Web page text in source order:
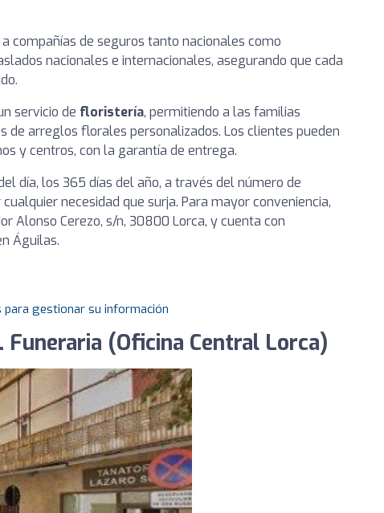
compañías de seguros tanto nacionales como
nacionales e internacionales, asegurando que cada
servicio de floristería, permitiendo a las familias
de arreglos florales personalizados. Los clientes pueden
y centros, con la garantía de entrega.
día, los 365 días del año, a través del número de
necesidad que surja. Para mayor conveniencia,
Alonso Cerezo, s/n, 30800 Lorca, y cuenta con
Águilas.
para gestionar su información
Funeraria (Oficina Central Lorca)